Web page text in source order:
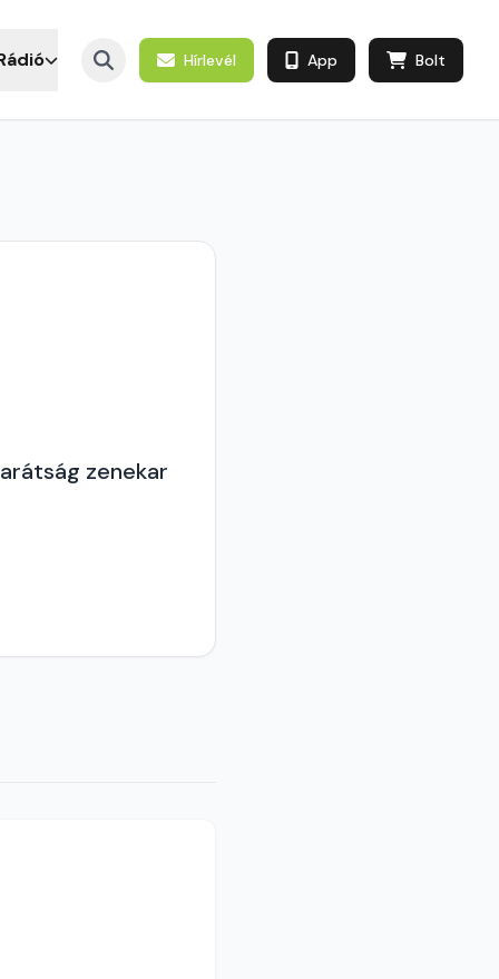
Hírlevél App Bolt
zenekar